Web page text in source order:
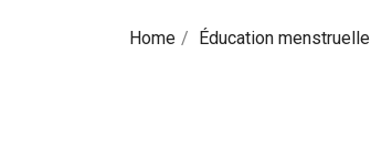
Home Éducation menstruelle